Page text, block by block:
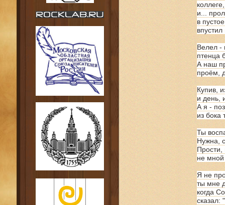
и...
в
Велел -
птенца
А наш
проём,
Купив,
и день,
А я -
из бока
Ты
Нужна,
Прости,
не мной
Я не
ты мне
когда
сказал: